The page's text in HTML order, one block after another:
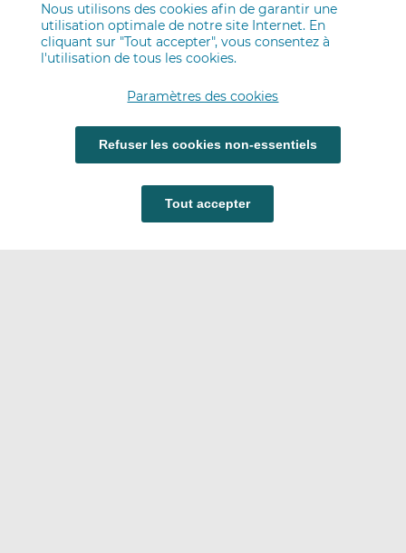
Nous utilisons des cookies afin de garantir une
utilisation optimale de notre site Internet. En
cliquant sur "Tout accepter", vous consentez à
l'utilisation de tous les cookies.
Paramètres des cookies
Refuser les cookies non-essentiels
Tout accepter